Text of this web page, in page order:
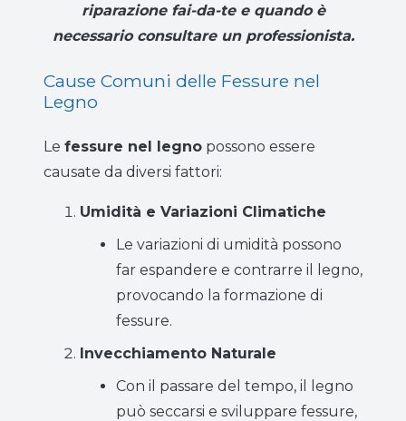
riparazione fai-da-te e quando è
necessario consultare un professionista.
Cause Comuni delle Fessure nel
Legno
Le fessure nel legno possono essere
causate da diversi fattori:
Umidità e Variazioni Climatiche
Le variazioni di umidità possono
far espandere e contrarre il legno,
provocando la formazione di
fessure.
Invecchiamento Naturale
Con il passare del tempo, il legno
può seccarsi e sviluppare fessure,